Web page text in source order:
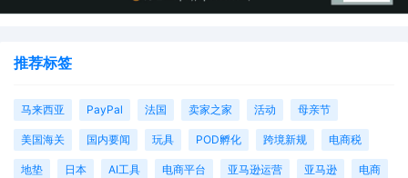
推荐标签
马来西亚 PayPal 法国 卖家之家 活动 母亲节
美国海关 国内要闻 玩具 POD孵化 跨境新规 电商税
地垫 日本 AI工具 电商平台 亚马逊运营 亚马逊 电商